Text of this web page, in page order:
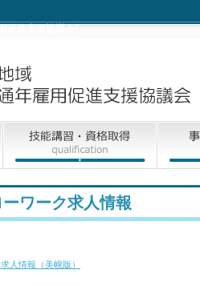
促進支援協議会"
ワーク求人情報
情報（美幌版）